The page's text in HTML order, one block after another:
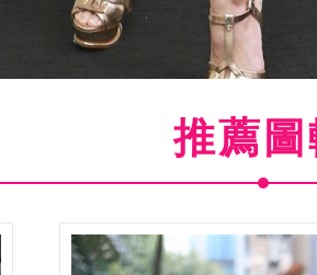
安安大明星。（圖／記者林士傑
推薦圖